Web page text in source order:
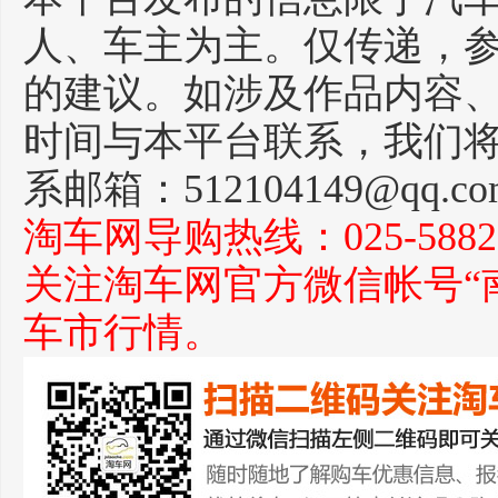
人、车主为主。仅传递，
的建议。如涉及作品内容
时间与本平台联系，我们
系邮箱：
淘车网导购热线：025-
关注淘车网官方微信帐号
车市行情。